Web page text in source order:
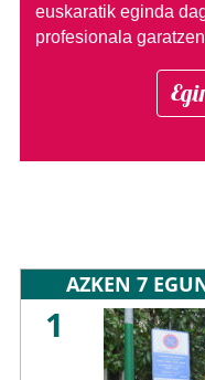
euskaratik eginda
profesionala
AZKEN 7
1